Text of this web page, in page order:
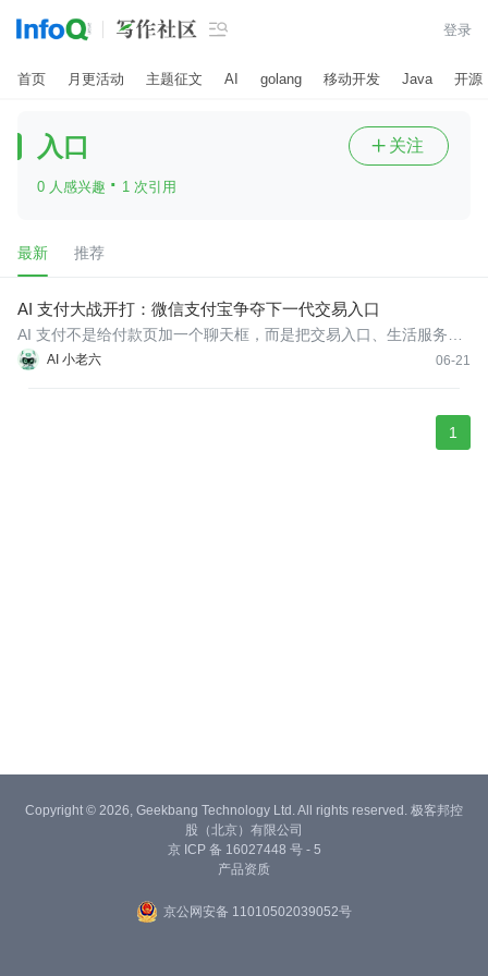
 登录
首页 月更活动 主题征文 AI golang 移动开发 Java 开源
入口
0 人感兴趣 · 1 次引用
 关注
最新 推荐
AI 支付大战开打：微信支付宝争夺下一代交易入口
AI 小老六 06-21
AI 支付不是给付款页加一个聊天框，而是把交易入口、生活服务和
资金安全重新组织到一条任务流里。
1
Copyright © 2026, Geekbang Technology Ltd. All rights reserved. 极客邦控
股（北京）有限公司
京 ICP 备 16027448 号 - 5
产品资质
京公网安备 11010502039052号